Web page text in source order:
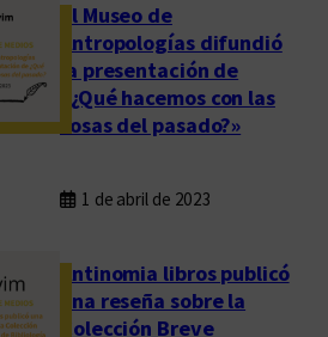
El Museo de
Antropologías difundió
la presentación de
«¿Qué hacemos con las
cosas del pasado?»
1 de abril de 2023
Antinomia libros publicó
una reseña sobre la
Colección Breve